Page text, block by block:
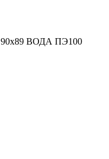
90х89 ВОДА ПЭ100